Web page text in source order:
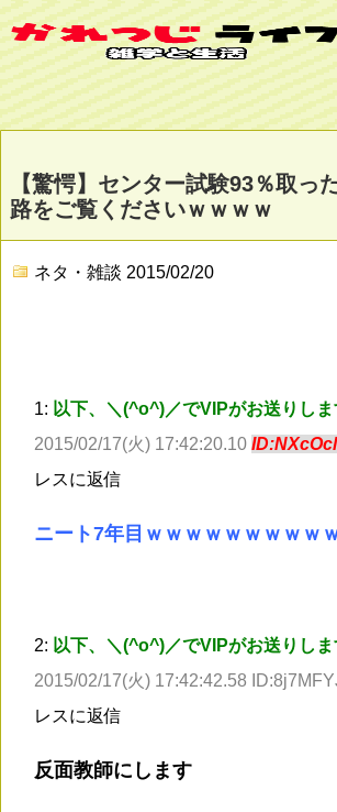
【驚愕】センター試験93％取っ
路をご覧くださいｗｗｗｗ
ネタ・雑談 2015/02/20
1: 以下、＼(^o^)／でVIPがお送りしま
2015/02/17(火) 17:42:20.10
レスに返信
ニート7年目ｗｗｗｗｗｗｗｗｗ
2: 以下、＼(^o^)／でVIPがお送りしま
2015/02/17(火) 17:42:42.58
レスに返信
反面教師にします